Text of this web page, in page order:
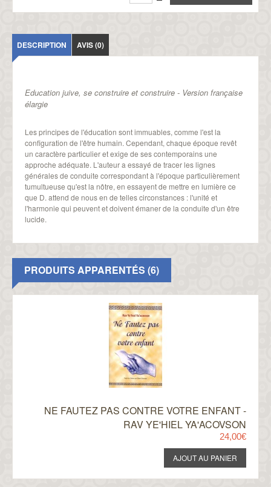
DESCRIPTION AVIS (0)
Education juive, se construire et construire - Version française
élargie
Les principes de l'éducation sont immuables, comme l'est la
configuration de l'être humain. Cependant, chaque époque revêt
un caractère particulier et exige de ses contemporains une
approche adéquate. L'auteur a essayé de tracer les lignes
générales de conduite correspondant à l'époque particulièrement
tumultueuse qu'est la nôtre, en essayent de mettre en lumière ce
que D. attend de nous en de telles circonstances : l'unité et
l'harmonie qui peuvent et doivent émaner de la conduite d'un être
lucide.
PRODUITS APPARENTÉS (6)
NE FAUTEZ PAS CONTRE VOTRE ENFANT -
RAV YE'HIEL YA'ACOVSON
24,00€